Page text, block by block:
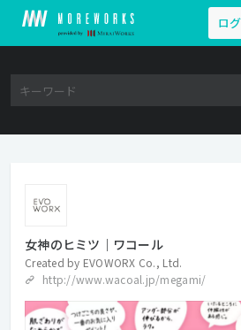
ロ
女神のヒミツ｜ワコール
Created by EVOWORX Co., Ltd.
http://www.wacoal.jp/megami/